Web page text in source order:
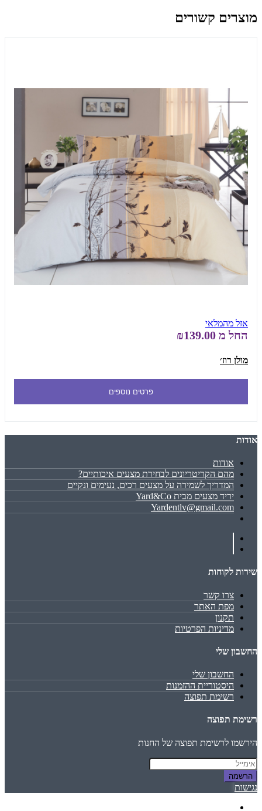
מוצרים קשורים
אזל מהמלאי
החל מ ₪139.00
מולן רוז׳
פרטים נוספים
אודות
אודות
מהם הקריטריונים לבחירת מצעים איכותיים?
המדריך לשמירה על מצעים רכים, נעימים ונקיים
יריד מצעים מבית Yard&Co
Yardentlv@gmail.com
שירות לקוחות
צרו קשר
מפת האתר
תקנון
מדיניות הפרטיות
החשבון שלי
החשבון שלי
היסטוריית ההזמנות
רשימת תפוצה
רשימת תפוצה
הירשמו לרשימת תפוצה של החנות
הרשמה
נגישות